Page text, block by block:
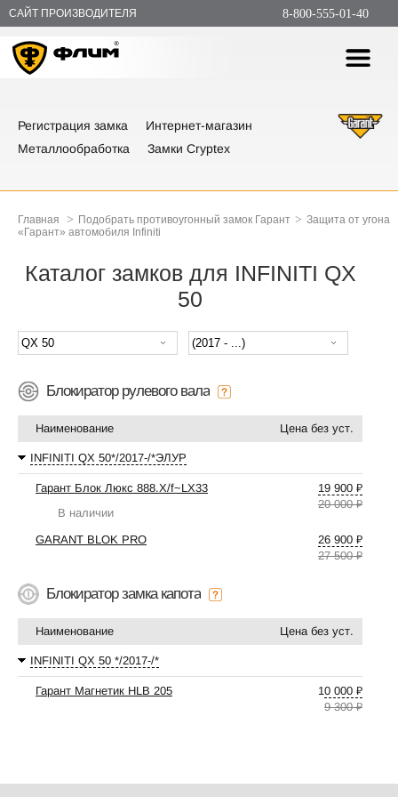
САЙТ ПРОИЗВОДИТЕЛЯ 8-800-555-01-40
Регистрация замка
Интернет-магазин
Металлообработка
Замки Cryptex
Главная > Подобрать противоугонный замок Гарант > Защита от угона
«Гарант» автомобиля Infiniti
Каталог замков для INFINITI QX
50
Блокиратор рулевого вала
Наименование Цена без уст.
INFINITI QX 50*/2017-/*ЭЛУР
Гарант Блок Люкс 888.X/f~LX33
В наличии
19 900 ₽
20 000 ₽
GARANT BLOK PRO
26 900 ₽
27 500 ₽
Блокиратор замка капота
Наименование Цена без уст.
INFINITI QX 50 */2017-/*
Гарант Магнетик HLB 205
10 000 ₽
9 300 ₽